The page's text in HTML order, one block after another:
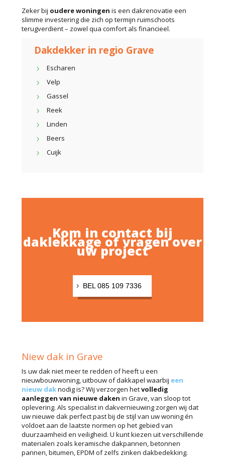
Zeker bij oudere woningen is een dakrenovatie een
slimme investering die zich op termijn ruimschoots
terugverdient – zowel qua comfort als financieel.
Dakdekker in regio Grave
Escharen
Velp
Gassel
Reek
Linden
Beers
Cuijk
Kom in contact bij
daklekkage of vragen over
uw project
BEL 085 109 7336
Niew dak in Grave
Is uw dak niet meer te redden of heeft u een
nieuwbouwwoning, uitbouw of dakkapel waarbij een
nieuw daknodig is? Wij verzorgen hetvolledig
aanleggen van nieuwe daken in Grave, van sloop tot
oplevering. Als specialist in dakvernieuwing zorgen wij dat
uw nieuwe dak perfect past bij de stijl van uw woning én
voldoet aan de laatste normen op het gebied van
duurzaamheid en veiligheid. U kunt kiezen uit verschillende
materialen zoals keramische dakpannen, betonnen
pannen, bitumen, EPDM of zelfs zinken dakbedekking.